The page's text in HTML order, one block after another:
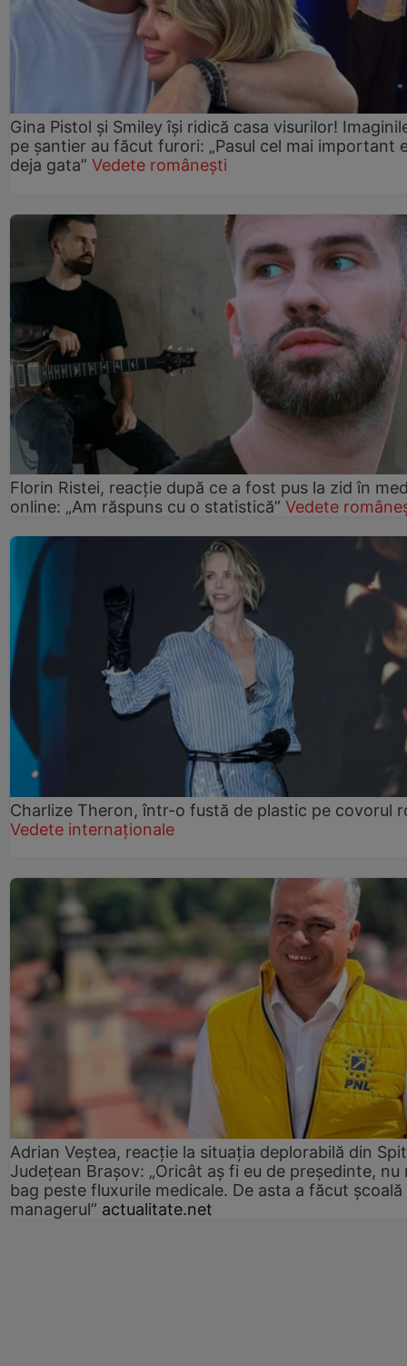
Gina Pistol și Smiley își ridică casa visurilor!
pe șantier au făcut furori: „Pasul cel mai important
deja gata” Vedete românești
Florin Ristei, reacție după ce a fost pus la zid în
online: „Am răspuns cu o statistică” Vedete
Charlize Theron, într-o fustă de plastic pe covorul
Vedete internaționale
Adrian Veștea, reacție la situația deplorabilă din
Județean Brașov: „Oricât aș fi eu de președinte, nu
bag peste fluxurile medicale. De asta a făcut școală
managerul” actualitate.net